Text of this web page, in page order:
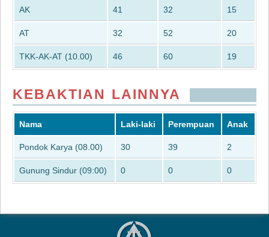
AK 41 32 15
AT 32 52 20
TKK-AK-AT (10.00) 46 60 19
KEBAKTIAN LAINNYA
Nama Laki-laki Perempuan Anak
Pondok Karya (08.00) 30 39 2
Gunung Sindur (09:00) 0 0 0